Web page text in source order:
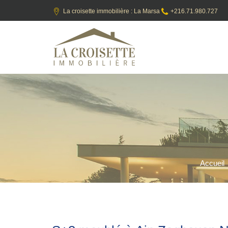
La croisette immobilière : La Marsa +216.71.980.727
Accueil